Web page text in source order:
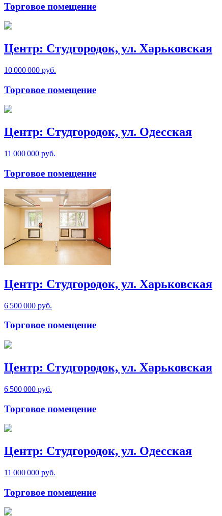
Торговое помещение
Центр: Студгородок, ул. Харьковская
10 000 000 руб.
Торговое помещение
Центр: Студгородок, ул. Одесская
11 000 000 руб.
Торговое помещение
Центр: Студгородок, ул. Харьковская
6 500 000 руб.
Торговое помещение
Центр: Студгородок, ул. Харьковская
6 500 000 руб.
Торговое помещение
Центр: Студгородок, ул. Одесская
11 000 000 руб.
Торговое помещение